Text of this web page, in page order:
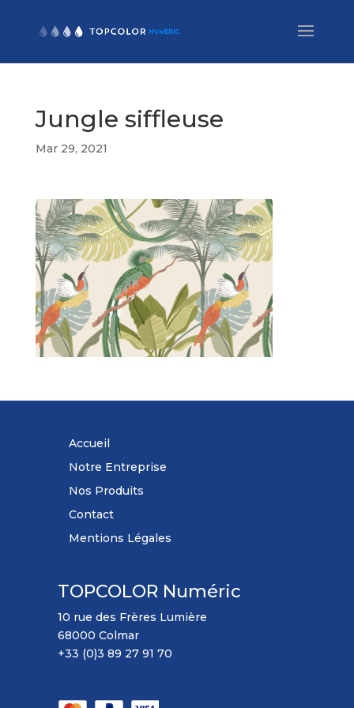
Jungle siffleuse
Mar 29, 2021
Accueil
Notre Entreprise
Nos Produits
Contact
Mentions Légales
TOPCOLOR Numéric
10 rue des Frères Lumière
68000 Colmar
+33 (0)3 89 27 91 70